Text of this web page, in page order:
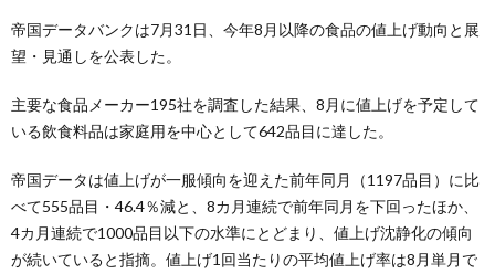
帝国データバンクは7月31日、今年8月以降の食品の値上げ動向と展
望・見通しを公表した。
主要な食品メーカー195社を調査した結果、8月に値上げを予定して
いる飲食料品は家庭用を中心として642品目に達した。
帝国データは値上げが一服傾向を迎えた前年同月（1197品目）に比
べて555品目・46.4％減と、8カ月連続で前年同月を下回ったほか、
4カ月連続で1000品目以下の水準にとどまり、値上げ沈静化の傾向
が続いていると指摘。値上げ1回当たりの平均値上げ率は8月単月で